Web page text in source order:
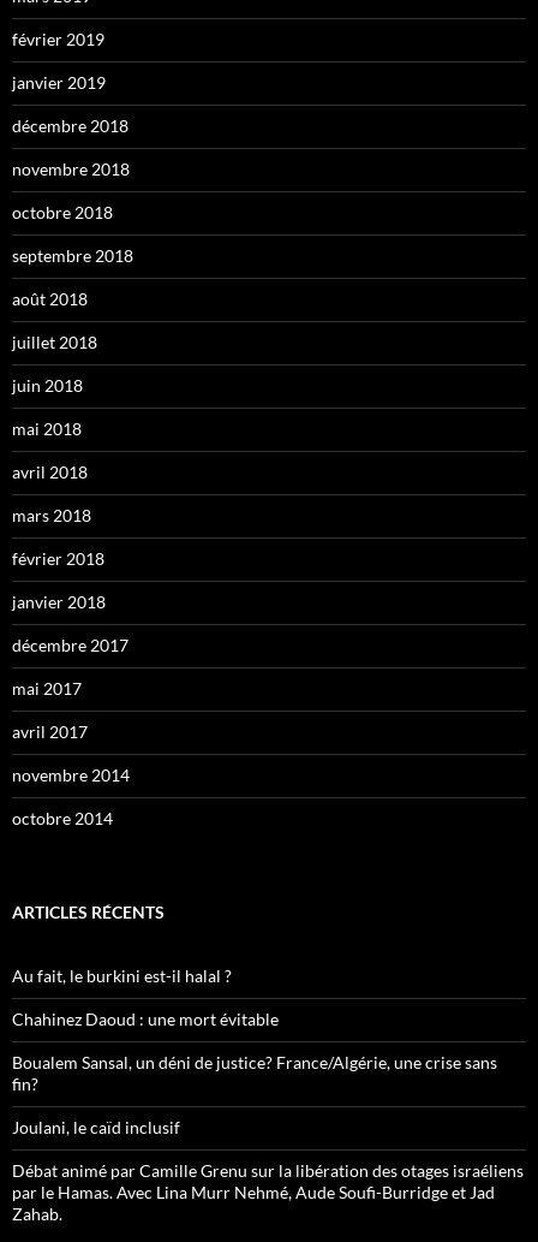
février 2019
janvier 2019
décembre 2018
novembre 2018
octobre 2018
septembre 2018
août 2018
juillet 2018
juin 2018
mai 2018
avril 2018
mars 2018
février 2018
janvier 2018
décembre 2017
mai 2017
avril 2017
novembre 2014
octobre 2014
ARTICLES RÉCENTS
Au fait, le burkini est-il halal ?
Chahinez Daoud : une mort évitable
Boualem Sansal, un déni de justice? France/Algérie, une crise sans
fin?
Joulani, le caïd inclusif
Débat animé par Camille Grenu sur la libération des otages israéliens
par le Hamas. Avec Lina Murr Nehmé, Aude Soufi-Burridge et Jad
Zahab.